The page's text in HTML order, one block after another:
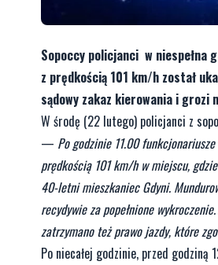
Sopoccy policjanci w niespełna
z prędkością 101 km/h został
sądowy zakaz kierowania i grozi
W środę (22 lutego) policjanci z
— Po godzinie 11.00
prędkością 101 km/h w miejscu,
40-letni mieszkaniec Gdyni.
recydywie za popełnione
zatrzymano też prawo jazdy, które
Po niecałej godzinie, przed